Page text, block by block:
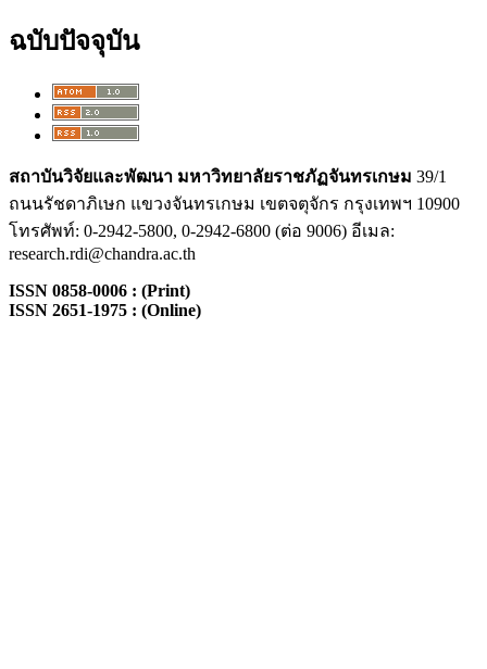
ฉบับปัจจุบัน
สถาบันวิจัยและพัฒนา มหาวิทยาลัยราชภัฏจันทรเกษม 39/1
ถนนรัชดาภิเษก แขวงจันทรเกษม เขตจตุจักร กรุงเทพฯ 10900
โทรศัพท์: 0-2942-5800, 0-2942-6800 (ต่อ 9006) อีเมล:
research.rdi@chandra.ac.th
ISSN 0858-0006 : (Print)
ISSN 2651-1975 : (Online)